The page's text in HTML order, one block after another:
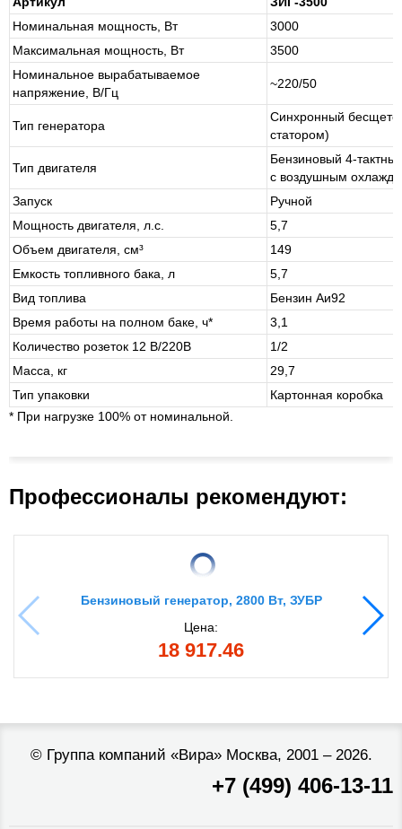
Номинальная мощность, Вт
3000
Максимальная мощность, Вт
3500
Номинальное вырабатываемое
напряжение, В/Гц
~220/50
Тип генератора
Синхронный
статором)
Тип двигателя
Бензиновый 4-
с воздушным
Запуск
Ручной
Мощность двигателя, л.с.
5,7
Объем двигателя, см³
149
Емкость топливного бака, л
5,7
Вид топлива
Бензин Аи92
Время работы на полном баке, ч*
3,1
Количество розеток 12 В/220В
1/2
Масса, кг
29,7
Тип упаковки
Картонная коробка
* При нагрузке 100% от номинальной.
Профессионалы рекомендуют:
Бензиновый генератор, 2800 Вт, ЗУБР
Цена:
18 917.46
© Группа компаний «Вира»Москва, 2001 – 2026.
+7 (499) 406-13-11